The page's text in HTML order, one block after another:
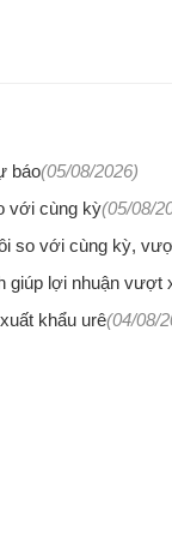
báo(05/08/2026)
với cùng kỳ(05/08/
so với cùng kỳ,
giúp lợi nhuận vượt
khẩu urê(04/08/